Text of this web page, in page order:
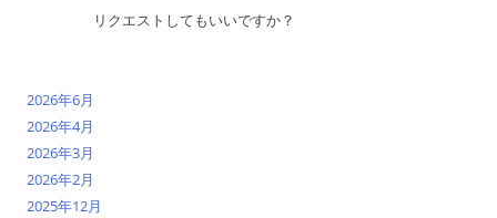
リクエストしてもいいですか？
2026年6月
2026年4月
2026年3月
2026年2月
2025年12月